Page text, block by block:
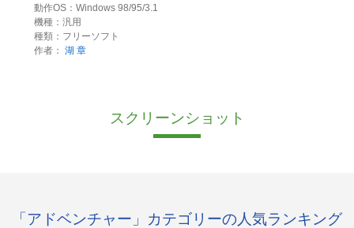
動作OS：Windows 98/95/3.1
機種：汎用
種類：フリーソフト
作者： 湖 章
スクリーンショット
「アドベンチャー」カテゴリーの人気ランキング